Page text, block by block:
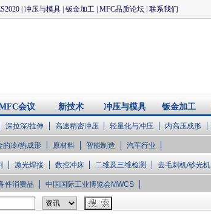
冲压与模具 钣金加工 MFC品质论坛 联系我们
会议 新技术 冲压与模具 钣金加工
深拉深/拉伸 高速精密冲压 轻量化与冲压 内高压成形
的冷/热成形 原材料 智能制造 汽车行业
激光焊接 数控冲床 二维及三维检测 去毛刺机/砂光机
件消费品 中国国际工业博览会MWCS